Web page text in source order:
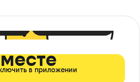
в приложении